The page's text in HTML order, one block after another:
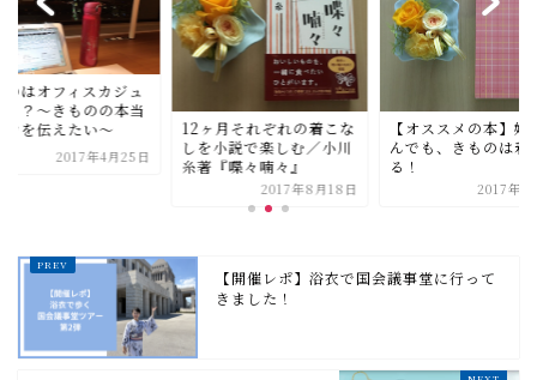
のはオフィスカジュ
！？〜きものの本当
力を伝えたい〜
2017年4月25日
12ヶ月それぞれの着こな
しを小説で楽しむ／小川
糸著『喋々喃々』
2017年8月18日
【オススメの本】妊
んでも、きものは着
る！
2017年8
【開催レポ】浴衣で国会議事堂に行って
きました！